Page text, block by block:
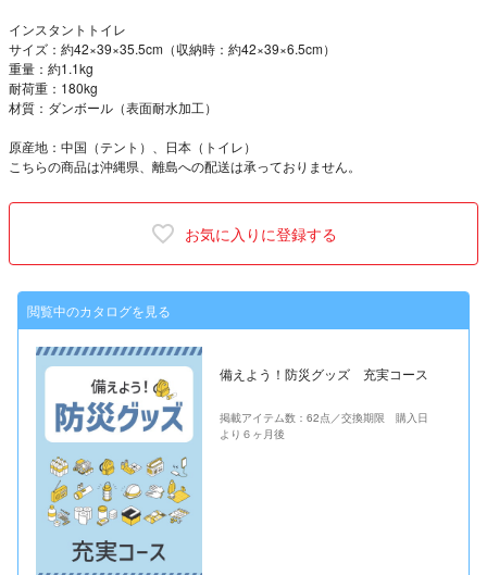
インスタントトイレ
サイズ：約42×39×35.5cm（収納時：約42×39×6.5cm）
重量：約1.1kg
耐荷重：180kg
材質：ダンボール（表面耐水加工）
原産地：中国（テント）、日本（トイレ）
こちらの商品は沖縄県、離島への配送は承っておりません。
お気に入りに登録する
閲覧中のカタログを見る
備えよう！防災グッズ 充実コース
掲載アイテム数：62点／交換期限 購入日
より６ヶ月後